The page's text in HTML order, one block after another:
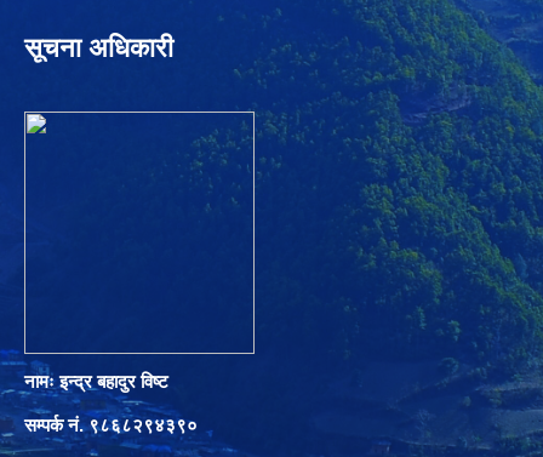
सूचना अधिकारी
नामः इन्द्र बहादुर विष्ट
सम्पर्क नं. ९८६८२९४३९०